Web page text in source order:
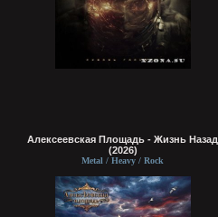
Алексеевская Площадь - Жизнь Назад
(2026)
Metal / Heavy / Rock